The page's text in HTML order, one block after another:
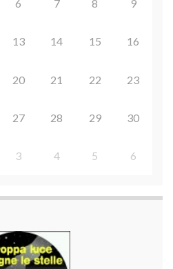
6 7 8 9
13 14 15 16
20 21 22 23
27 28 29 30
3 4 5 6